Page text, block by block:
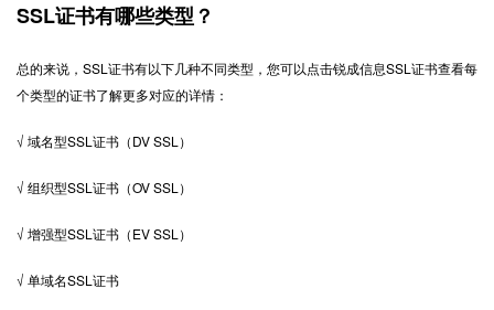
SSL证书有哪些类型？
总的来说，SSL证书有以下几种不同类型，您可以点击锐成信息SSL证书查看每
个类型的证书了解更多对应的详情：
√ 域名型SSL证书（DV SSL）
√ 组织型SSL证书（OV SSL）
√ 增强型SSL证书（EV SSL）
√ 单域名SSL证书